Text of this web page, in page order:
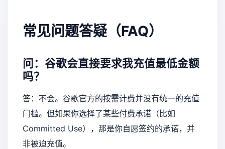
常见问题答疑（FAQ）
问：谷歌会直接要求我充值最低金额
吗？
答：不会。谷歌官方的按需计费并没有统一的充值
门槛。但如果你选择了某些付费承诺（比如
Committed Use），那是你自愿签约的承诺，并
非被迫充值。